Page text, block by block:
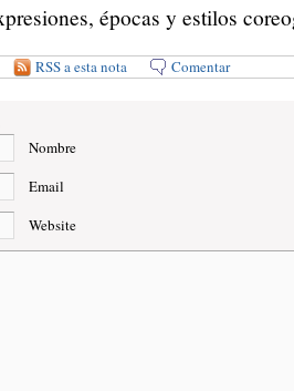
épocas y estilos
RSS a esta nota Comentar
Nombre
Email
Website